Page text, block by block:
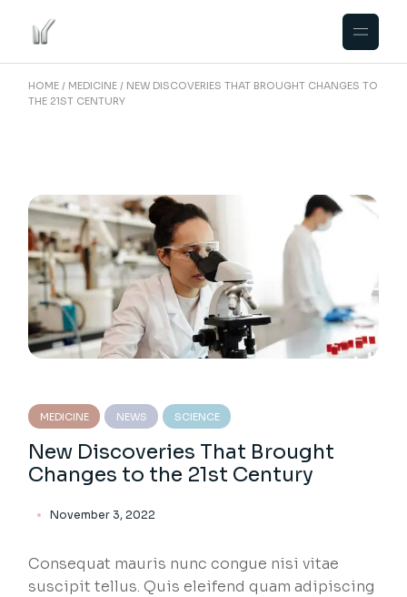
HOME MEDICINE
NEW DISCOVERIES THAT BROUGHT CHANGES TO
THE 21ST CENTURY
MEDICINE NEWS SCIENCE
New Discoveries That Brought
Changes to the 21st Century
November 3, 2022
Consequat mauris nunc congue nisi vitae
suscipit tellus. Quis eleifend quam adipiscing